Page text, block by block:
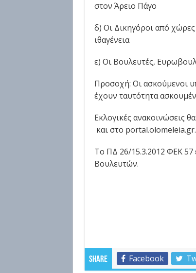
στον Άρειο Πάγο
δ) Οι Δικηγόροι από
ιθαγένεια
ε) Οι Βουλευτές,
Προσοχή: Οι ασκούμενοι
έχουν ταυτότητα
Εκλογικές ανακοινώσεις
και στο portal.olomeleia.gr.
Το ΠΔ 26/15.3.2012 ΦΕΚ 57
Βουλευτών.
Share Facebook